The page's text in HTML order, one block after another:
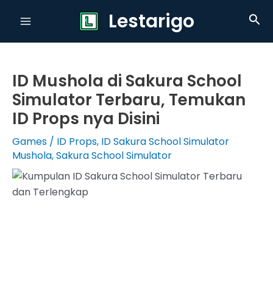
Lestarigo
ID Mushola di Sakura School
Simulator Terbaru, Temukan
ID Props nya Disini
Games / ID Props, ID Sakura School Simulator
Mushola,Sakura School Simulator